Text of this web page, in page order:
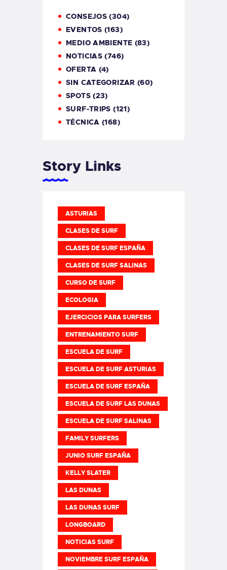
CONSEJOS (304)
EVENTOS (163)
MEDIO AMBIENTE (83)
NOTICIAS (746)
OFERTA (4)
SIN CATEGORIZAR (60)
SPOTS(23)
SURF-TRIPS (121)
TÉCNICA (168)
Story Links
ASTURIAS
CLASES DE SURF
CLASES DE SURF ESPAÑA
CLASES DE SURF SALINAS
CURSO DE SURF
ECOLOGIA
EJERCICIOS PARA SURFERS
ENTRENAMIENTO SURF
ESCUELA DE SURF
ESCUELA DE SURF ASTURIAS
ESCUELA DE SURF ESPAÑA
ESCUELA DE SURF LAS DUNAS
ESCUELA DE SURF SALINAS
FAMILY SURFERS
JUNIO SURF ESPAÑA
KELLY SLATER
LAS DUNAS
LAS DUNAS SURF
LONGBOARD
NOTICIAS SURF
NOVIEMBRE SURF ESPAÑA